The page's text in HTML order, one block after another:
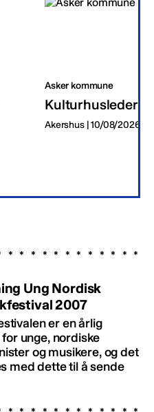
Asker kommune
Kulturhusleder
Akershus | 10/08/2026
Ung Nordisk
2007
er en årlig
unge, nordiske
og musikere, og det
med dette til å sende